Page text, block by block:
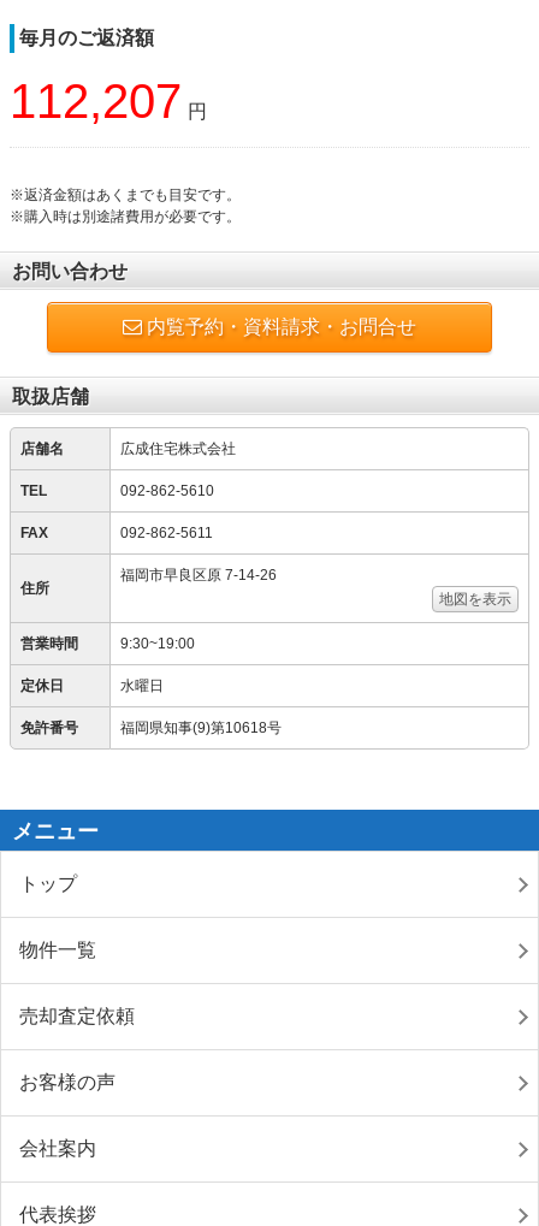
毎月のご返済額
112,207 円
※返済金額はあくまでも目安です。
※購入時は別途諸費用が必要です。
お問い合わせ
内覧予約・資料請求・お問合せ
取扱店舗
店舗名 広成住宅株式会社
TEL 092-862-5610
FAX 092-862-5611
住所
福岡市早良区原 7-14-26
地図を表示
営業時間 9:30~19:00
定休日 水曜日
免許番号 福岡県知事(9)第10618号
メニュー
トップ
物件一覧
売却査定依頼
お客様の声
会社案内
代表挨拶